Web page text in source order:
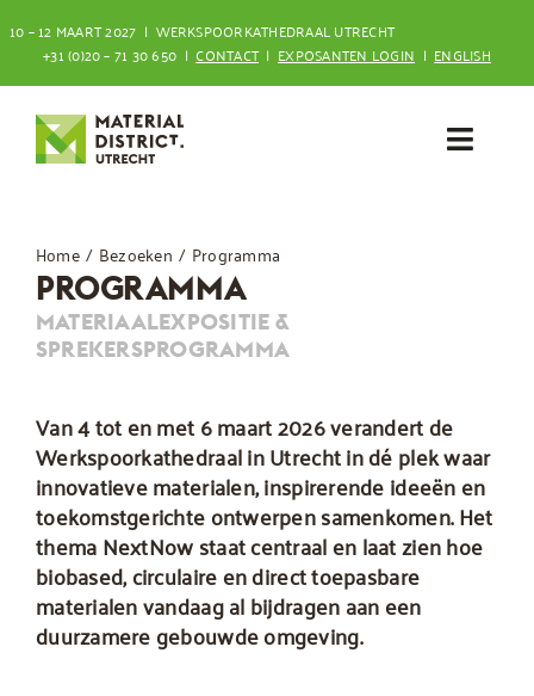
naar
inhoud
10 – 12 MAART 2027 | WERKSPOORKATHEDRAAL UTRECHT
+31 (0)20 – 71 30 650 | CONTACT| EXPOSANTEN LOGIN | ENGLISH
Home Bezoeken Programma
PROGRAMMA
MATERIAALEXPOSITIE &
SPREKERSPROGRAMMA
Van 4 tot en met 6 maart 2026 verandert de
Werkspoorkathedraal in Utrecht in dé plek waar
innovatieve materialen, inspirerende ideeën en
toekomstgerichte ontwerpen samenkomen. Het
thema NextNow staat centraal en laat zien hoe
biobased, circulaire en direct toepasbare
materialen vandaag al bijdragen aan een
duurzamere gebouwde omgeving.